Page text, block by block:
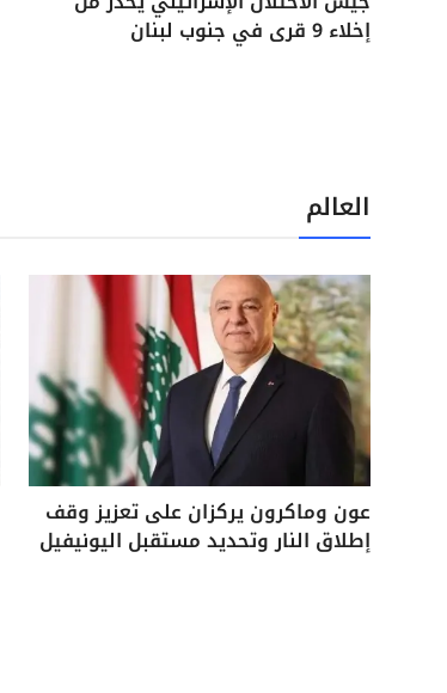
إخلاء 9 قرى في جنوب لبنان
العالم
عون وماكرون يركزان على تعزيز وقف
إطلاق النار وتحديد مستقبل اليونيفيل